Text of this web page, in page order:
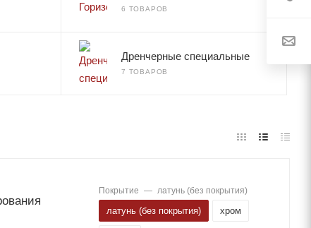
6 ТОВАРОВ
Дренчерные специальные
7 ТОВАРОВ
Покрытие — латунь (без покрытия)
латунь (без покрытия) хром